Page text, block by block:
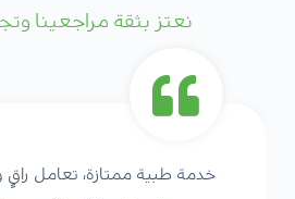
نعتز بثقة مراجعينا
خدمة طبية ممتازة، تعامل